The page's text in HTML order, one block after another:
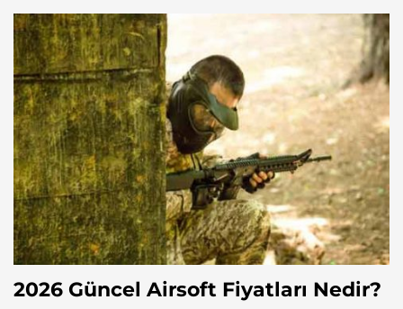
2026 Güncel Airsoft Fiyatları Nedir?